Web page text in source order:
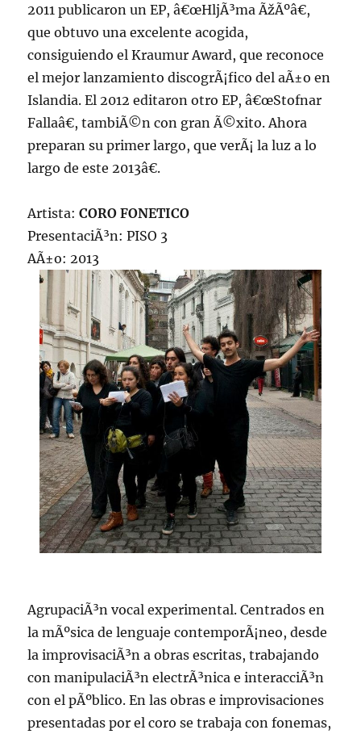
2011 publicaron un EP, â€œHljÃ³ma ÃžÃºâ€,
que obtuvo una excelente acogida,
consiguiendo el Kraumur Award, que reconoce
el mejor lanzamiento discogrÃ¡fico del aÃ±o en
Islandia. El 2012 editaron otro EP, â€œStofnar
Fallaâ€, tambiÃ©n con gran Ã©xito. Ahora
preparan su primer largo, que verÃ¡ la luz a lo
largo de este 2013â€.
Artista:CORO FONETICO
PresentaciÃ³n: PISO 3
AÃ±o: 2013
AgrupaciÃ³n vocal experimental. Centrados en
la mÃºsica de lenguaje contemporÃ¡neo, desde
la improvisaciÃ³n a obras escritas, trabajando
con manipulaciÃ³n electrÃ³nica e interacciÃ³n
con el pÃºblico. En las obras e improvisaciones
presentadas por el coro se trabaja con fonemas,